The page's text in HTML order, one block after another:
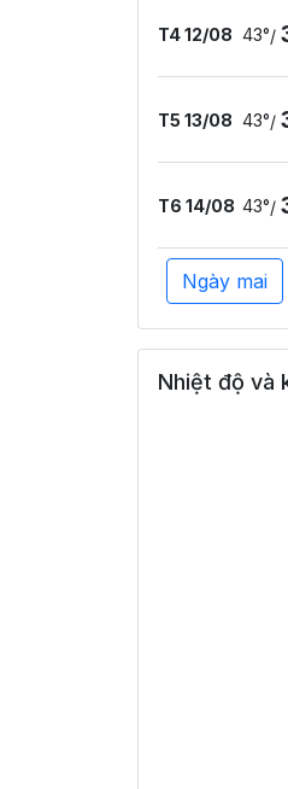
T4 12/08 43°/
T5 13/08 43°/
T6 14/08 43°/
Ngày mai
Nhiệt độ và